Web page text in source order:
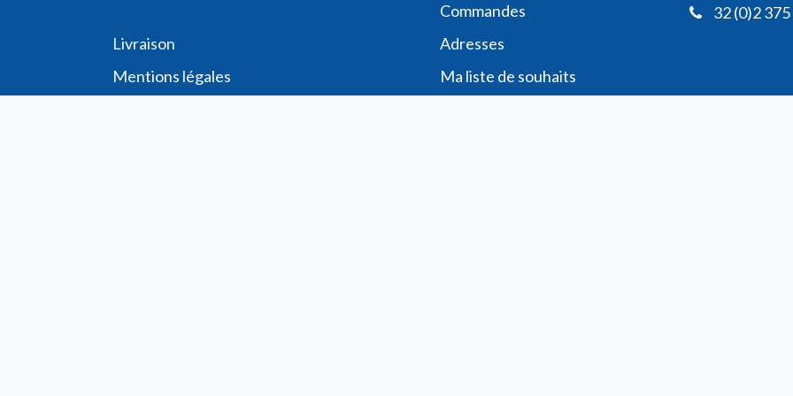
Livraison
Mentions légales
Commande​s
Adresses
Ma liste de souhaits
32 (0)2